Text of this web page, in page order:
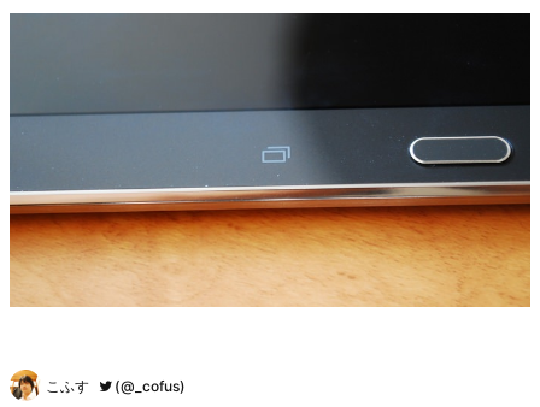
こふす (@_cofus)